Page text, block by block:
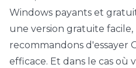
Windows payants et
une version gratuite facile,
recommandons d'essayer
efficace. Et dans le cas où